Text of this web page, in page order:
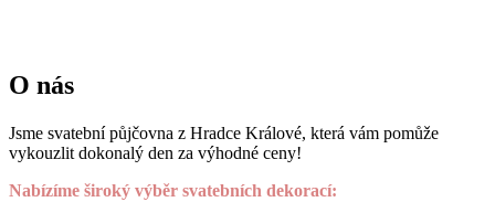
O nás
Jsme svatební půjčovna z Hradce Králové, která vám pomůže
vykouzlit dokonalý den za výhodné ceny!
Nabízíme široký výběr svatebních dekorací: